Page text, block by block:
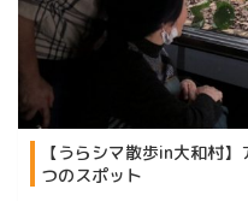
【うらシマ散歩in大和村
つのスポット